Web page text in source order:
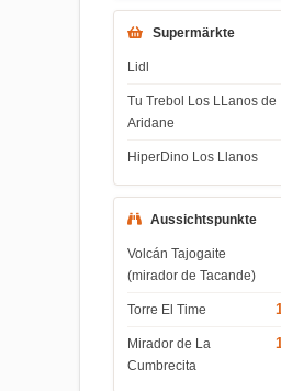
Supermärkte
Lidl
Tu Trebol Los LLanos de
Aridane
HiperDino Los Llanos
Aussichtspunkte
Volcán Tajogaite
(mirador de Tacande)
Torre El Time
Mirador de La
Cumbrecita